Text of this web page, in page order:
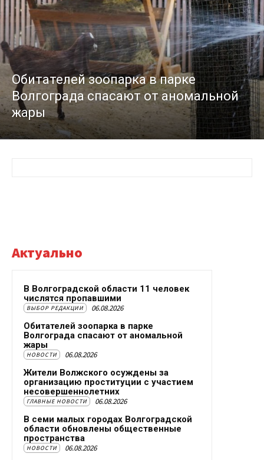
Обитателей зоопарка в парке
Волгограда спасают от аномальной
жары
Актуально
В Волгоградской области 11 человек
числятся пропавшими
ВЫБОР РЕДАКЦИИ 06.08.2026
Обитателей зоопарка в парке
Волгограда спасают от аномальной
жары
НОВОСТИ 06.08.2026
Жители Волжского осуждены за
организацию проституции с участием
несовершеннолетних
ГЛАВНЫЕ НОВОСТИ 06.08.2026
В семи малых городах Волгоградской
области обновлены общественные
пространства
НОВОСТИ 06.08.2026